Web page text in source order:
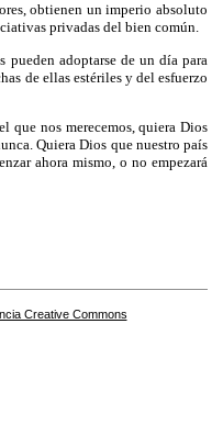
obtienen un imperio absoluto
privadas del bien común.
pueden adoptarse de un día para
de ellas estériles y del esfuerzo
que nos merecemos, quiera Dios
Quiera Dios que nuestro país
ahora mismo, o no empezará
Creative Commons